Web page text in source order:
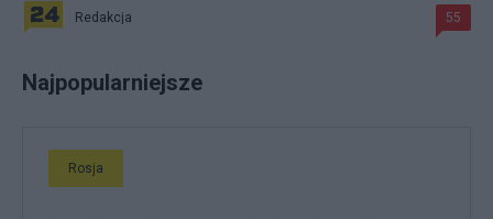
Redakcja 55
Najpopularniejsze
Rosja